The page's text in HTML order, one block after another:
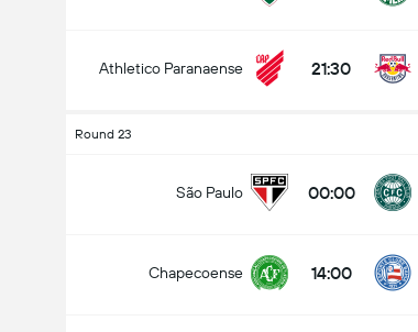
Athletico Paranaense 21:30
Round 23
São Paulo 00:00
Chapecoense 14:00